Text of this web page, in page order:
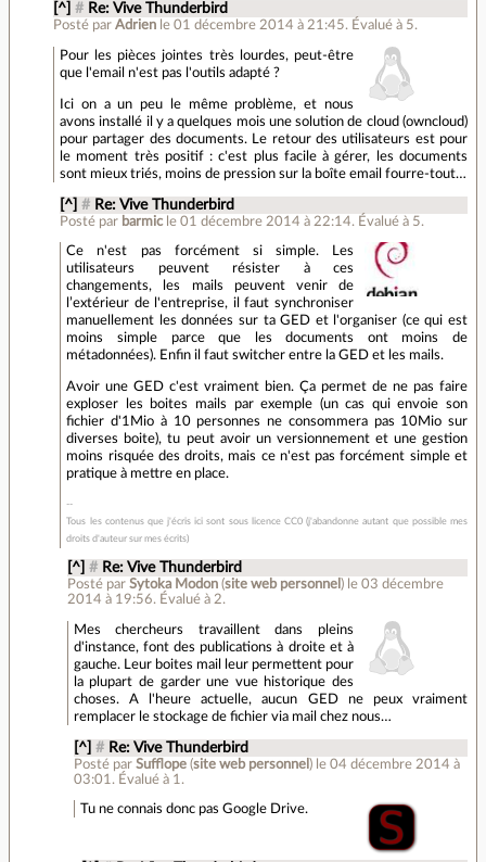
[^] # Re: Vive Thunderbird
Posté par Adrien le 01 décembre 2014 à 21:45. Évalué à 5.
Pour les pièces jointes très lourdes, peut-être
que l'email n'est pas l'outils adapté ?
Ici on a un peu le même problème, et nous
avons installé il y a quelques mois une solution de cloud (owncloud)
pour partager des documents. Le retour des utilisateurs est pour
le moment très positif : c'est plus facile à gérer, les documents
sont mieux triés, moins de pression sur la boîte email fourre-tout…
[^] # Re: Vive Thunderbird
Posté par barmic le 01 décembre 2014 à 22:14. Évalué à 5.
Ce n'est pas forcément si simple. Les
utilisateurs peuvent résister à ces
changements, les mails peuvent venir de
l’extérieur de l'entreprise, il faut synchroniser
manuellement les données sur ta GED et l'organiser (ce qui est
moins simple parce que les documents ont moins de
métadonnées). Enfin il faut switcher entre la GED et les mails.
Avoir une GED c'est vraiment bien. Ça permet de ne pas faire
exploser les boites mails par exemple (un cas qui envoie son
fichier d'1Mio à 10 personnes ne consommera pas 10Mio sur
diverses boite), tu peut avoir un versionnement et une gestion
moins risquée des droits, mais ce n'est pas forcément simple et
pratique à mettre en place.
Tous les contenus que j'écris ici sont sous licence CC0 (j'abandonne autant que possible mes
droits d'auteur sur mes écrits)
[^] # Re: Vive Thunderbird
Posté par Sytoka Modon(site web personnel ) le 03 décembre
2014 à 19:56. Évalué à 2.
Mes chercheurs travaillent dans pleins
d'instance, font des publications à droite et à
gauche. Leur boites mail leur permettent pour
la plupart de garder une vue historique des
choses. A l'heure actuelle, aucun GED ne peux vraiment
remplacer le stockage de fichier via mail chez nous…
[^] # Re: Vive Thunderbird
Posté parSufflope (site web personnel ) le 04 décembre 2014 à
03:01 . Évalué à 1 .
Tu ne connais donc pas Google Drive.